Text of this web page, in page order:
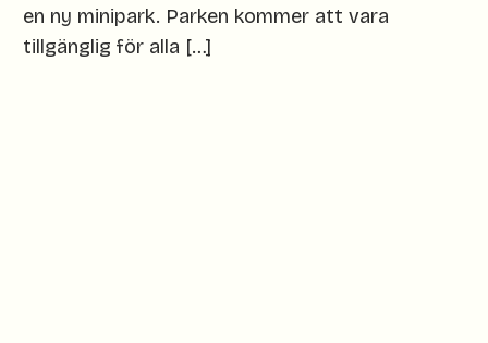
en ny minipark. Parken kommer att vara
tillgänglig för alla […]